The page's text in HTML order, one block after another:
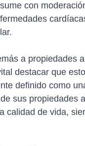
con
a propiedades
destacar que
definido como
sus propiedades
calidad de vida,